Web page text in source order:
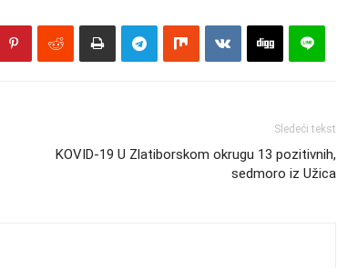
Sledeći tekst
KOVID-19 U Zlatiborskom okrugu 13 pozitivnih,
sedmoro iz Užica